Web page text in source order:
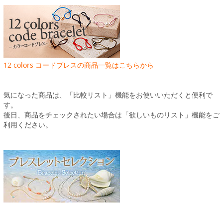
12 colors コードブレスの商品一覧はこちらから
気になった商品は、「比較リスト」機能をお使いいただくと便利で
す。
後日、商品をチェックされたい場合は「欲しいものリスト」機能をご
利用ください。